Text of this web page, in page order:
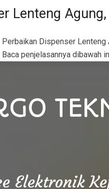
Lenteng Agung,
Dispenser Lenteng
Baca penjelasannya dibawah
Elektronik